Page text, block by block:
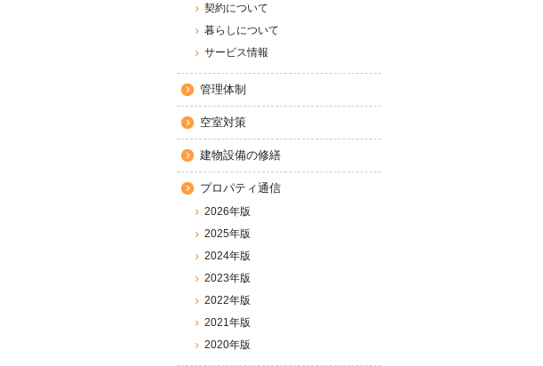
契約について
暮らしについて
サービス情報
管理体制
空室対策
建物設備の修繕
プロパティ通信
2026年版
2025年版
2024年版
2023年版
2022年版
2021年版
2020年版